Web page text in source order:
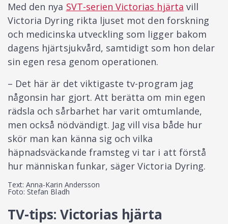
Med den nya SVT-serien Victorias hjärta vill
Victoria Dyring rikta ljuset mot den forskning
och medicinska utveckling som ligger bakom
dagens hjärtsjukvård, sam­tidigt som hon delar
sin egen resa genom operationen.
– Det här är det viktigaste tv-program jag
någonsin har gjort. Att berätta om min egen
rädsla och sårbarhet har varit omtumlande,
men också nödvändigt. Jag vill visa både hur
skör man kan känna sig och vilka
häpnadsväckande framsteg vi tar i att förstå
hur människan funkar, säger Victoria Dyring.
Text: Anna-Karin Andersson
Foto: Stefan Bladh
TV-tips: Victorias hjärta